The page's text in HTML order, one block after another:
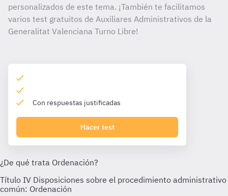
personalizados de este tema. ¡También te facilitamos
varios test gratuitos de Auxiliares Administrativos de la
Generalitat Valenciana Turno Libre!
Con respuestas justificadas
Hacer test